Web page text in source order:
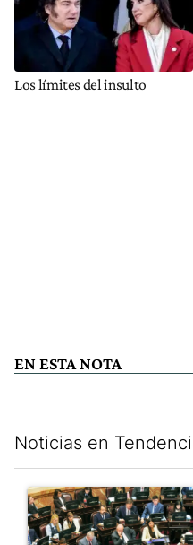
Los límites del insulto
EN ESTA NOTA
Noticias en
Un artículo de tendencia